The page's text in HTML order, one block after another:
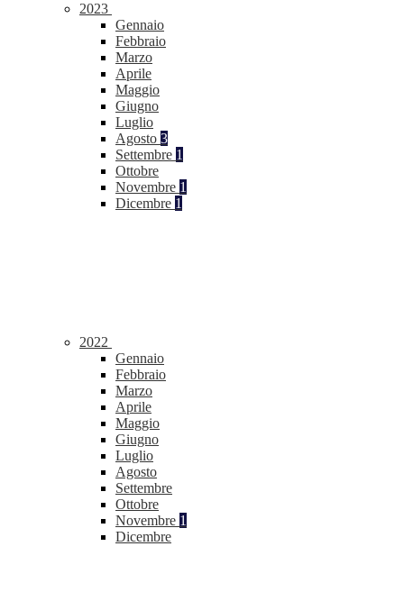
2023
Gennaio
Febbraio
Marzo
Aprile
Maggio
Giugno
Luglio
Agosto 3
Settembre 1
Ottobre
Novembre 1
Dicembre 1
2022
Gennaio
Febbraio
Marzo
Aprile
Maggio
Giugno
Luglio
Agosto
Settembre
Ottobre
Novembre 1
Dicembre